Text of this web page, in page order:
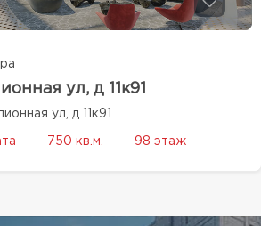
ул, д 11к91
ул, д 11к91
750 кв.м. 98 этаж